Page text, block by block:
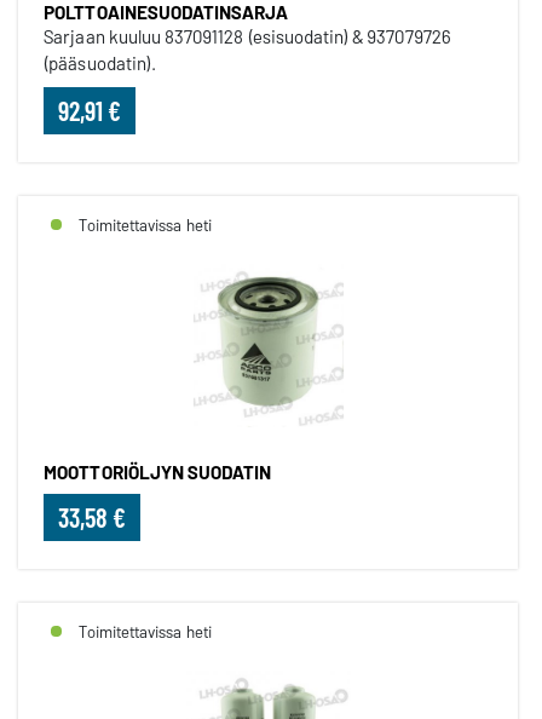
POLTTOAINESUODATINSARJA
Sarjaan kuuluu 837091128 (esisuodatin) & 937079726
(pääsuodatin).
92,91 €
Toimitettavissa heti
MOOTTORIÖLJYN SUODATIN
33,58 €
Toimitettavissa heti